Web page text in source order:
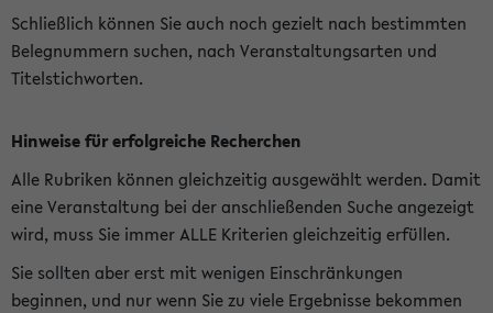
Schließlich können Sie auch noch gezielt nach bestimmten
Belegnummern suchen, nach Veranstaltungsarten und
Titelstichworten.
Hinweise für erfolgreiche Recherchen
Alle Rubriken können gleichzeitig ausgewählt werden. Damit
eine Veranstaltung bei der anschließenden Suche angezeigt
wird, muss Sie immer ALLE Kriterien gleichzeitig erfüllen.
Sie sollten aber erst mit wenigen Einschränkungen
beginnen, und nur wenn Sie zu viele Ergebnisse bekommen